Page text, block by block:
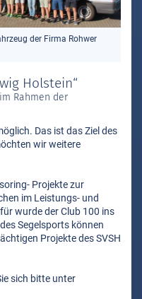
der Firma Rohwer
Holstein“
Rahmen der
Das ist das Ziel des
wir weitere
Projekte zur
im Leistungs- und
wurde der Club 100 ins
Segelsports können
Projekte des SVSH
sich bitte unter